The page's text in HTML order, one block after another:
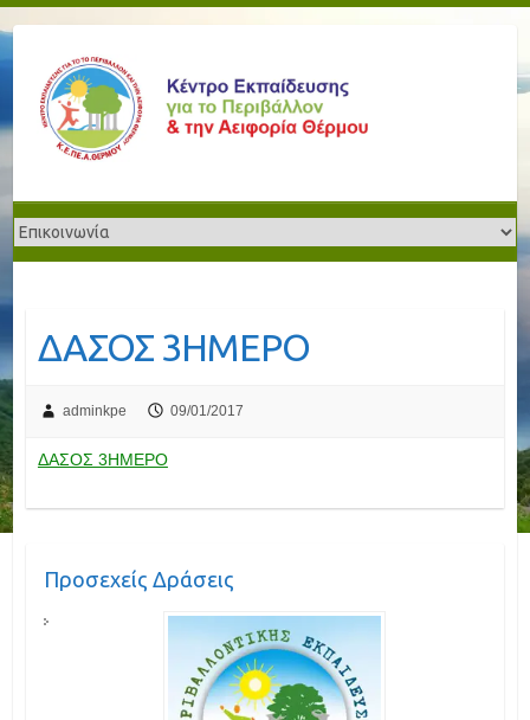
ΔΑΣΟΣ 3ΗΜΕΡΟ
adminkpe 09/01/2017
ΔΑΣΟΣ 3ΗΜΕΡΟ
Προσεχείς Δράσεις